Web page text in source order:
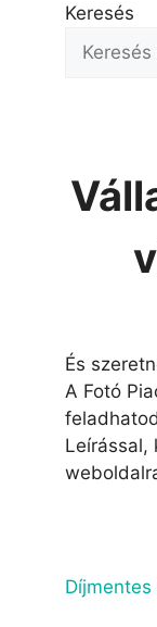
Keresés
És
A Fotó
Leírással,